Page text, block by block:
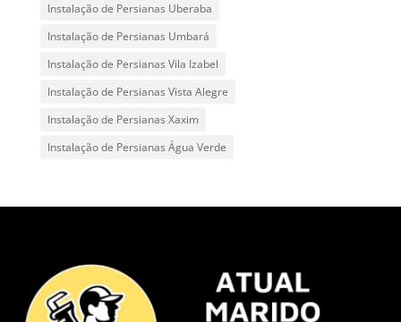
Instalação de Persianas Uberaba
Instalação de Persianas Umbará
Instalação de Persianas Vila Izabel
Instalação de Persianas Vista Alegre
Instalação de Persianas Xaxim
Instalação de Persianas Água Verde